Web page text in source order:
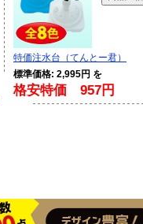
特価注水台（てんとー君）
標準価格: 2,995円 を
格安特価 957円